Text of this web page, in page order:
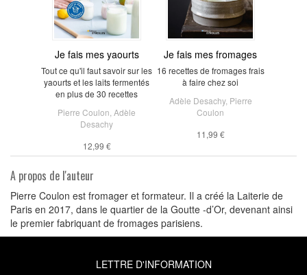
Je fais mes yaourts
Tout ce qu'il faut savoir sur les
yaourts et les laits fermentés
en plus de 30 recettes
Pierre Coulon Adèle
Desachy
12,99 €
Je fais mes fromages
16 recettes de fromages frais
à faire chez soi
Adèle Desachy, Pierre
Coulon
11,99 €
A propos de l'auteur
Pierre Coulon est fromager et formateur. Il a créé la Laiterie de
Paris en 2017, dans le quartier de la Goutte -d’Or, devenant ainsi
le premier fabriquant de fromages parisiens.
LETTRE D'INFORMATION